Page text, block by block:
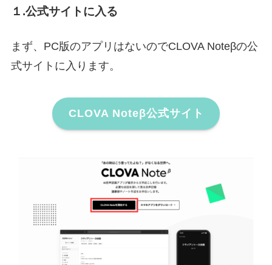
１.公式サイトに入る
まず、PC版のアプリはないのでCLOVA Noteβの公
式サイトに入ります。
CLOVA Noteβ公式サイト